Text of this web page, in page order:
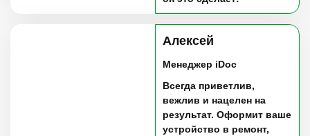
Алексей
Менеджер iDoc
Всегда приветлив,
вежлив и нацелен на
результат. Оформит ваше
устройство в ремонт,